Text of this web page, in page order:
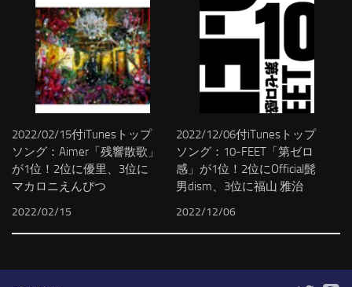
2022/02/15付iTunesトップ
ソング：Aimer「残響散歌」
が1位！2位に優里、3位に
マカロニえんぴつ
2022/02/15
2022/12/06付iTunesトップ
ソング：10-FEET「第ゼロ
感」が1位！2位にOfficial髭
男dism、3位に福山 雅治
2022/12/06